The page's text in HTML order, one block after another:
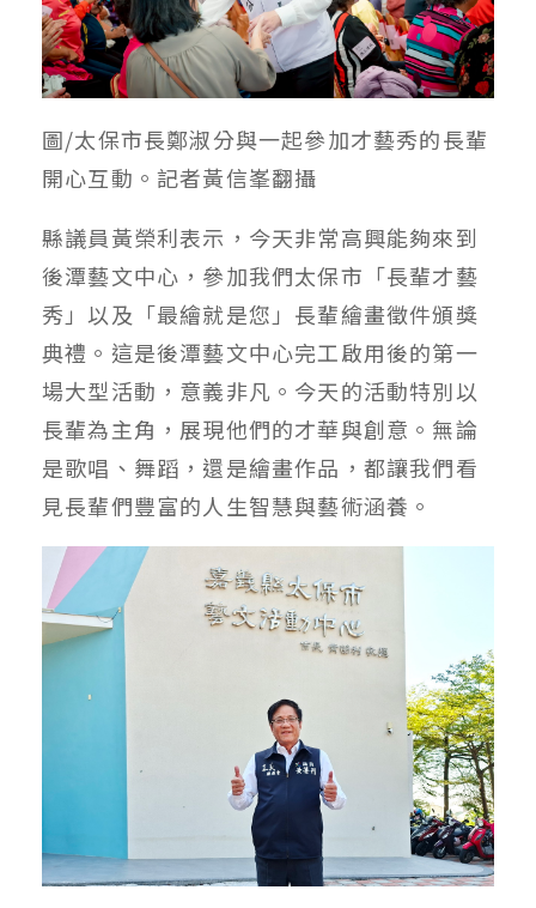
圖/太保市長鄭淑分與一起參加才藝秀的長輩
開心互動。記者黃信峯翻攝
縣議員黃榮利表示，今天非常高興能夠來到
後潭藝文中心，參加我們太保市「長輩才藝
秀」以及「最繪就是您」長輩繪畫徵件頒獎
典禮。這是後潭藝文中心完工啟用後的第一
場大型活動，意義非凡。今天的活動特別以
長輩為主角，展現他們的才華與創意。無論
是歌唱、舞蹈，還是繪畫作品，都讓我們看
見長輩們豐富的人生智慧與藝術涵養。